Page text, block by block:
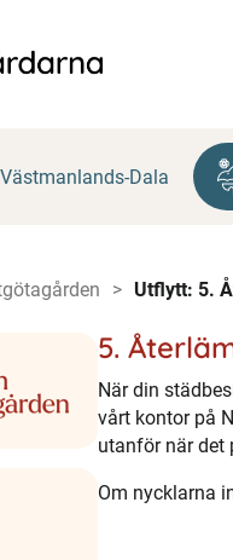
Västmanlands-Dala
Utflytt: 5.
5.
När din
vårt kontor på
utanför när det
Om nycklarna